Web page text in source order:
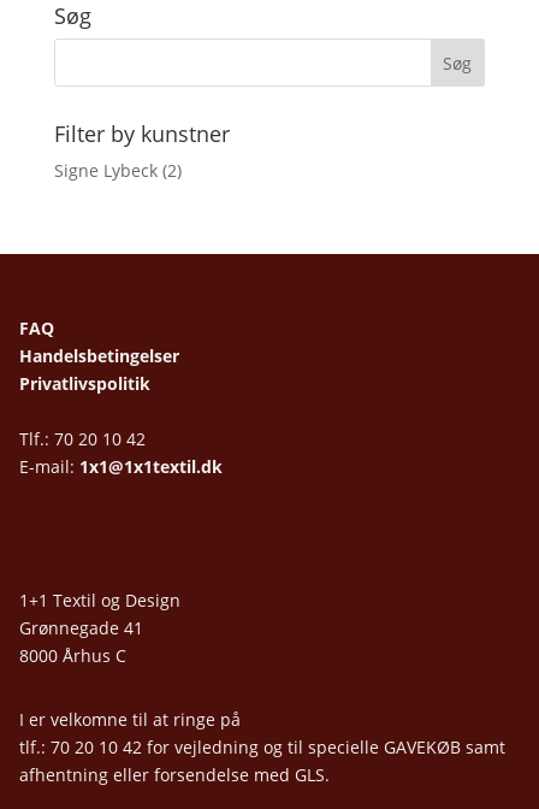
Søg
Filter by kunstner
Signe Lybeck (2)
FAQ
Handelsbetingelser
Privatlivspolitik
Tlf.: 70 20 10 42
E-mail: 1x1@1x1textil.dk
1+1 Textil og Design
Grønnegade 41
8000 Århus C
I er velkomne til at ringe på
tlf.: 70 20 10 42 for vejledning og til specielle GAVEKØB samt
afhentning eller forsendelse med GLS.